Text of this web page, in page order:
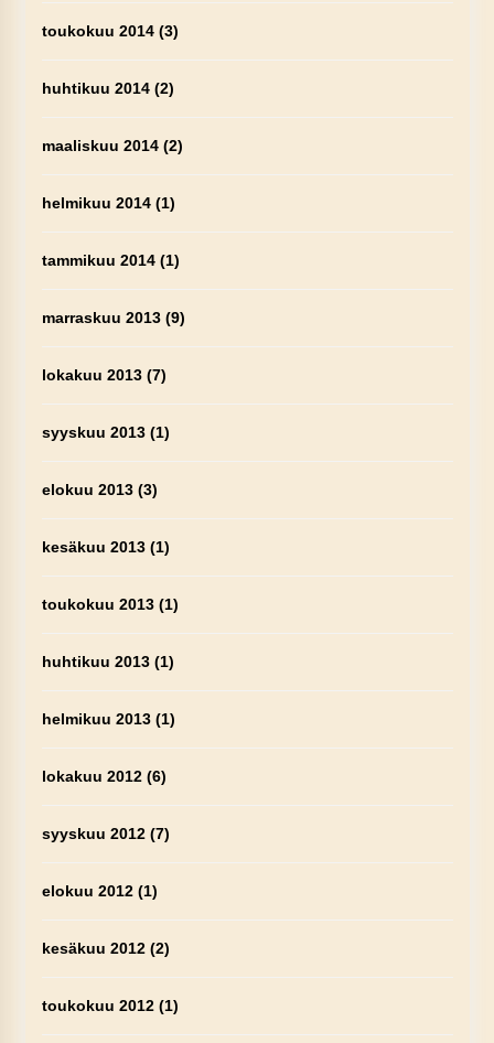
toukokuu 2014(3)
huhtikuu 2014(2)
maaliskuu 2014(2)
helmikuu 2014(1)
tammikuu 2014(1)
marraskuu 2013(9)
lokakuu 2013(7)
syyskuu 2013(1)
elokuu 2013(3)
kesäkuu 2013(1)
toukokuu 2013(1)
huhtikuu 2013(1)
helmikuu 2013(1)
lokakuu 2012(6)
syyskuu 2012(7)
elokuu 2012(1)
kesäkuu 2012(2)
toukokuu 2012(1)